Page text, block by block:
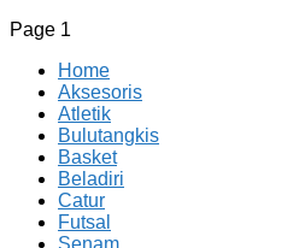
Page 1
Home
Aksesoris
Atletik
Bulutangkis
Basket
Beladiri
Catur
Futsal
Senam